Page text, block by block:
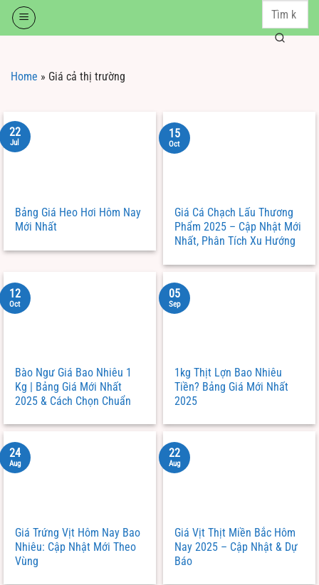
Skip
Home » Giá cả thị trường
Bảng Giá Heo Hơi Hôm Nay
Mới Nhất
22
Jul
Giá Cá Chạch Lấu Thương
Phẩm 2025 – Cập Nhật Mới
Nhất, Phân Tích Xu Hướng
15
Oct
Bào Ngư Giá Bao Nhiêu 1
Kg | Bảng Giá Mới Nhất
2025 & Cách Chọn Chuẩn
12
Oct
1kg Thịt Lợn Bao Nhiêu
Tiền? Bảng Giá Mới Nhất
2025
05
Sep
Giá Trứng Vịt Hôm Nay Bao
Nhiêu: Cập Nhật Mới Theo
Vùng
24
Aug
Giá Vịt Thịt Miền Bắc Hôm
Nay 2025 – Cập Nhật & Dự
Báo
22
Aug